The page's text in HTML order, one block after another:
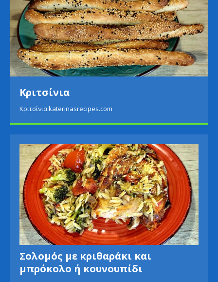
Κριτσίνια
Κριτσίνια katerinasrecipes.com
Σολομός με κριθαράκι και
μπρόκολο ή κουνουπίδι